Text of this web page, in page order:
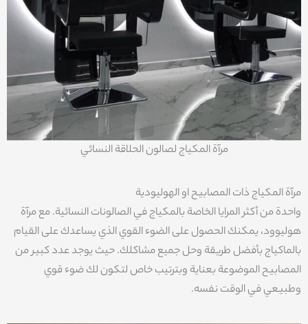
مرآة المكياج لصالون الحلاقة النسائي
مرآة المکیاج ذات المصابیح او الهوليودية
واحدة من أكثر المرايا الخاصة بالمكياج في الصالونات النسائية. مع مرآة
هوليوود، يمكنك الحصول على الضوء القوي الذي يساعدك على القيام
بالماكياج بأفضل طريقة وحل جميع مشاكلك. حيث يوجد عدد كبير من
المصابيح الموضوعة بعناية وبترتيب خاص لتكون لك ضوء قوي
وطبيعي في الوقت نفسه.